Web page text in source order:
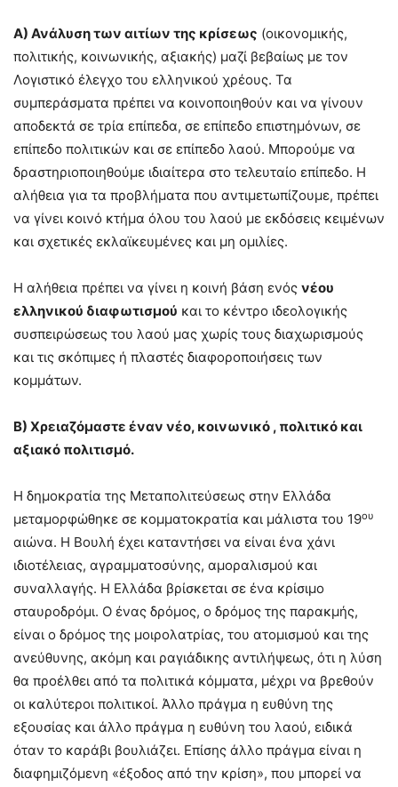
Α) Ανάλυση των αιτίων της κρίσεως (οικονομικής,
πολιτικής, κοινωνικής, αξιακής) μαζί βεβαίως με τον
Λογιστικό έλεγχο του ελληνικού χρέους. Τα
συμπεράσματα πρέπει να κοινοποιηθούν και να γίνουν
αποδεκτά σε τρία επίπεδα, σε επίπεδο επιστημόνων, σε
επίπεδο πολιτικών και σε επίπεδο λαού. Μπορούμε να
δραστηριοποιηθούμε ιδιαίτερα στο τελευταίο επίπεδο. Η
αλήθεια για τα προβλήματα που αντιμετωπίζουμε, πρέπει
να γίνει κοινό κτήμα όλου του λαού με εκδόσεις κειμένων
και σχετικές εκλαϊκευμένες και μη ομιλίες.
Η αλήθεια πρέπει να γίνει η κοινή βάση ενός νέου
ελληνικού διαφωτισμού και το κέντρο ιδεολογικής
συσπειρώσεως του λαού μας χωρίς τους διαχωρισμούς
και τις σκόπιμες ή πλαστές διαφοροποιήσεις των
κομμάτων.
Β) Χρειαζόμαστε έναν νέο, κοινωνικό , πολιτικό και
αξιακό πολιτισμό.
Η δημοκρατία της Μεταπολιτεύσεως στην Ελλάδα
μεταμορφώθηκε σε κομματοκρατία και μάλιστα του 19ου
αιώνα. Η Βουλή έχει καταντήσει να είναι ένα χάνι
ιδιοτέλειας, αγραμματοσύνης, αμοραλισμού και
συναλλαγής. Η Ελλάδα βρίσκεται σε ένα κρίσιμο
σταυροδρόμι. Ο ένας δρόμος, ο δρόμος της παρακμής,
είναι ο δρόμος της μοιρολατρίας, του ατομισμού και της
ανεύθυνης, ακόμη και ραγιάδικης αντιλήψεως, ότι η λύση
θα προέλθει από τα πολιτικά κόμματα, μέχρι να βρεθούν
οι καλύτεροι πολιτικοί. Άλλο πράγμα η ευθύνη της
εξουσίας και άλλο πράγμα η ευθύνη του λαού, ειδικά
όταν το καράβι βουλιάζει. Επίσης άλλο πράγμα είναι η
διαφημιζόμενη «έξοδος από την κρίση», που μπορεί να